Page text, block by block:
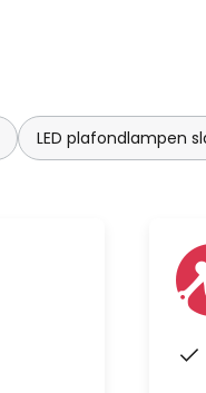
LED plafondlampen